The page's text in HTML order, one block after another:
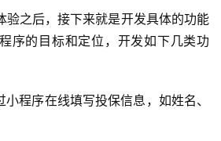
验之后，接下来就是开发具体的功能
序的目标和定位，开发如下几类功
程序在线填写投保信息，如姓名、